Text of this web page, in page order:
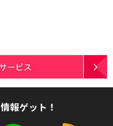
ービス
報ゲット！